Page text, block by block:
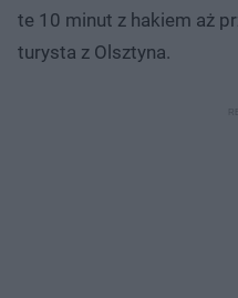
te 10 minut z hakiem aż
turysta z Olsztyna.